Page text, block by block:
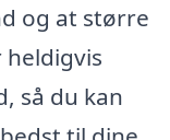
og at større
så du kan